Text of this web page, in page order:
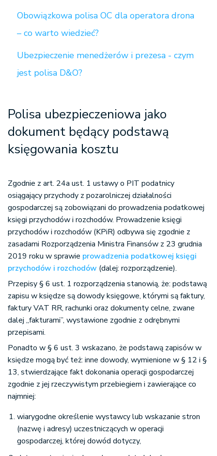
Obowiązkowa polisa OC dla operatora drona
– co warto wiedzieć?
Ubezpieczenie menedżerów i prezesa - czym
jest polisa D&O?
Polisa ubezpieczeniowa jako
dokument będący podstawą
księgowania kosztu
Zgodnie z art. 24a ust. 1 ustawy o PIT podatnicy
osiągający przychody z pozarolniczej działalności
gospodarczej są zobowiązani do prowadzenia podatkowej
księgi przychodów i rozchodów. Prowadzenie księgi
przychodów i rozchodów (KPiR) odbywa się zgodnie z
zasadami Rozporządzenia Ministra Finansów z 23 grudnia
2019 roku w sprawie prowadzenia podatkowej księgi
przychodów i rozchodów (dalej: rozporządzenie).
Przepisy § 6 ust. 1 rozporządzenia stanowią, że: podstawą
zapisu w księdze są dowody księgowe, którymi są faktury,
faktury VAT RR, rachunki oraz dokumenty celne, zwane
dalej „fakturami”, wystawione zgodnie z odrębnymi
przepisami.
Ponadto w § 6 ust. 3 wskazano, że podstawą zapisów w
księdze mogą być też: inne dowody, wymienione w § 12 i §
13, stwierdzające fakt dokonania operacji gospodarczej
zgodnie z jej rzeczywistym przebiegiem i zawierające co
najmniej:
wiarygodne określenie wystawcy lub wskazanie stron
(nazwę i adresy) uczestniczących w operacji
gospodarczej, której dowód dotyczy,